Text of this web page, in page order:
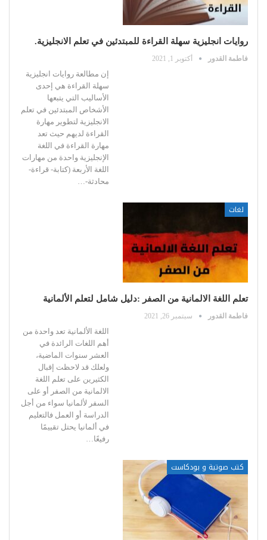
روايات انجليزية سهلة القراءة للمبتدئين في تعلم الانجليزية.
فاطمة القدور أكتوبر 1, 2021
إن مطالعة روايات انجليزية
سهلة القراءة هي إحدى
الأساليب التي يتبعها
الأشخاص المبتدئين في تعلم
الانجليزية لتطوير مهارة
القراءة لديهم حيث تعد
مهارة القراءة في اللغة
الإنجليزية واحدة من مهارات
اللغة الأربعة (كتابة- قراءة-
محادثة-
لغات
تعلم اللغة الالمانية من الصفر :دليل شامل لتعلم الألمانية
فاطمة القدور سبتمبر 26, 2021
اللغة الألمانية تعد واحدة من
أهم اللغات الرائدة في
العشر سنوات الماضية،
ولعلك قد لاحظت إقبال
الكثيرين على تعلم اللغة
الالمانية من الصفر أو على
السفر لألمانيا سواء من أجل
الدراسة أو العمل فالتعليم
في ألمانيا يحتل تقييمًا
رفيعًا…
كتب صوتية و بودكاست